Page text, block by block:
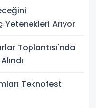
Yetenekleri Arıyor
Toplantısı'nda
Teknofest